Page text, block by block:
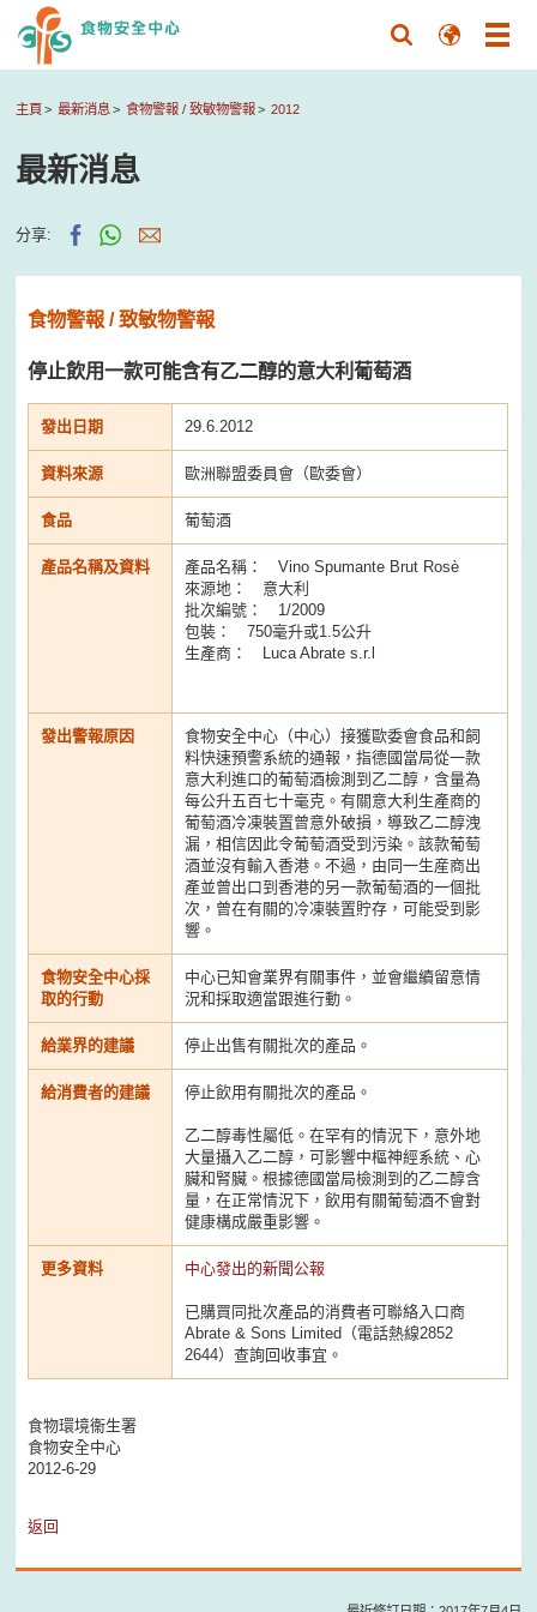
主頁 最新消息 食物警報 / 致敏物警報 2012
最新消息
分享:
食物警報 / 致敏物警報
停止飲用一款可能含有乙二醇的意大利葡萄酒
發出日期 29.6.2012
資料來源 歐洲聯盟委員會（歐委會）
食品 葡萄酒
產品名稱及資料
產品名稱： Vino Spumante Brut Rosè
來源地： 意大利
批次編號： 1/2009
包裝： 750毫升或1.5公升
生產商： Luca Abrate s.r.l
發出警報原因
食物安全中心（中心）接獲歐委會食品和飼
料快速預警系統的通報，指德國當局從一款
意大利進口的葡萄酒檢測到乙二醇，含量為
每公升五百七十毫克。有關意大利生產商的
葡萄酒冷凍裝置曾意外破損，導致乙二醇洩
漏，相信因此令葡萄酒受到污染。該款葡萄
酒並沒有輸入香港。不過，由同一生産商出
產並曾出口到香港的另一款葡萄酒的一個批
次，曾在有關的冷凍裝置貯存，可能受到影
響。
食物安全中心採
取的行動
中心已知會業界有關事件，並會繼續留意情
況和採取適當跟進行動。
給業界的建議 停止出售有關批次的產品。
給消費者的建議 停止飲用有關批次的產品。
乙二醇毒性屬低。在罕有的情況下，意外地
大量攝入乙二醇，可影響中樞神經系統、心
臟和腎臟。根據德國當局檢測到的乙二醇含
量，在正常情況下，飲用有關葡萄酒不會對
健康構成嚴重影響。
更多資料 中心發出的新聞公報
已購買同批次產品的消費者可聯絡入口商
Abrate & Sons Limited（電話熱線2852
2644）查詢回收事宜。
食物環境衞生署
食物安全中心
2012-6-29
返回